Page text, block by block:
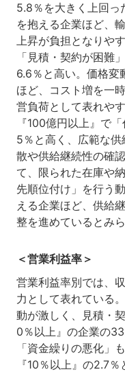
5.8％を大きく上回っ
を抱える企業ほど、
上昇が負担となりや
「見積・契約が困難
6.6％と高い。価格変
ほど、コスト増を一
営負荷として表れや
『100億円以上』で
5％と高く、広範な
散や供給継続性の確
て、限られた在庫や
先順位付け」を行う
える企業ほど、供給
整を進めているとみら
＜営業利益率＞
営業利益率別では、
力として表れている
動が激しく、見積・
0％以上』の企業の
「資金繰りの悪化」
『10％以上』の2.7